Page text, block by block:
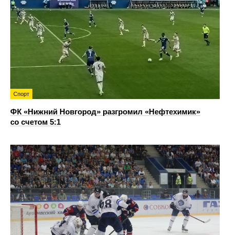
Спорт
ФК «Нижний Новгород» разгромил «Нефтехимик»
со счетом 5:1